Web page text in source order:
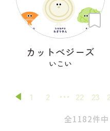
カットべジーズ
いこい
1 2 22 23
全1182件